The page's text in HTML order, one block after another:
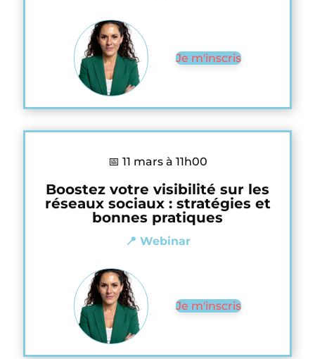
Je m'inscris
📅 11 mars à 11h00
Boostez votre visibilité sur les
réseaux sociaux : stratégies et
bonnes pratiques
📍 Webinar
Je m'inscris